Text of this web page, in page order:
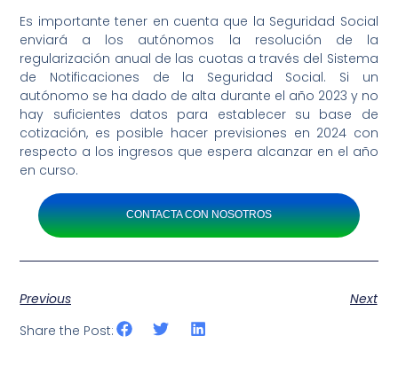
Es importante tener en cuenta que la Seguridad Social
enviará a los autónomos la resolución de la
regularización anual de las cuotas a través del Sistema
de Notificaciones de la Seguridad Social. Si un
autónomo se ha dado de alta durante el año 2023 y no
hay suficientes datos para establecer su base de
cotización, es posible hacer previsiones en 2024 con
respecto a los ingresos que espera alcanzar en el año
en curso.
CONTACTA CON NOSOTROS
Previous
Next
Share the Post: